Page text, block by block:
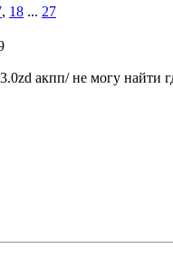
, 18 ... 27
акпп/ не могу